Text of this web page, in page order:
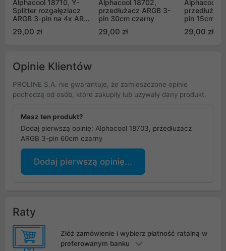
Alphacool 18710, Y-
Splitter rozgałęziacz
ARGB 3-pin na 4x ARGB
29,00 zł
Alphacool 18702,
przedłużacz ARGB 3-
pin 30cm czarny
29,00 zł
Alphacool
pin 15cm
29,00 zł
Opinie Klientów
PROLINE S.A. nie gwarantuje, że zamieszczone opinie
pochodzą od osób, które zakupiły lub używały dany produkt.
Masz ten produkt?
Dodaj pierwszą opinię: Alphacool 18703, przedłużacz
ARGB 3-pin 60cm czarny
Dodaj pierwszą opinię...
Raty
Złóż zamówienie i wybierz płatność ratalną w
preferowanym banku